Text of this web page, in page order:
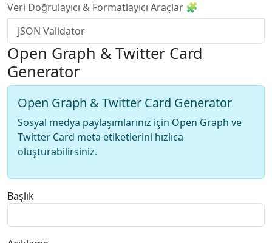
Veri Doğrulayıcı & Formatlayıcı Araçlar 🧩
JSON Validator
Open Graph & Twitter Card
Generator
Open Graph & Twitter Card Generator
Sosyal medya paylaşımlarınız için Open Graph ve
Twitter Card meta etiketlerini hızlıca
oluşturabilirsiniz.
Başlık